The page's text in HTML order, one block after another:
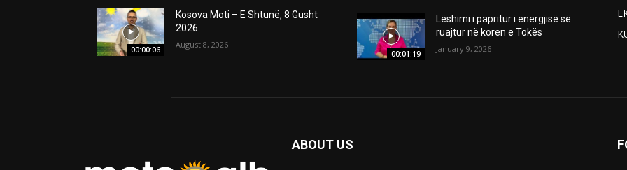
00:00:06
Kosova Moti – E Shtunë, 8 Gusht
2026
August 8, 2026
00:01:19
Lëshimi i papritur i energjisë së
ruajtur në koren e Tokës
January 9, 2026
ABOUT US